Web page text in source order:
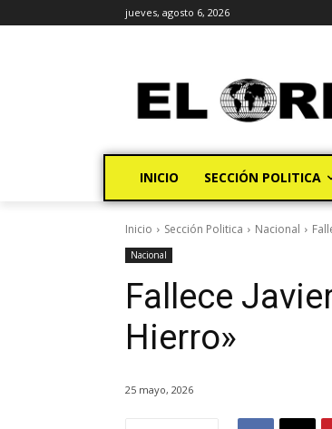
jueves, agosto 6, 2026
INICIO SECCIÓN POLITICA
Inicio Sección Politica Nacional
Nacional
Fallece
Hierro»
25 mayo, 2026